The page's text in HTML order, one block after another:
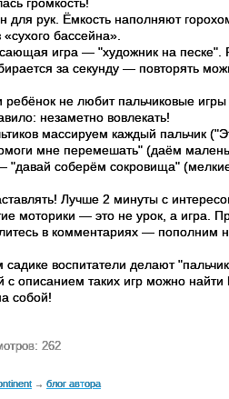
для рук. Ёмкость наполняют
бассейна».
игра — "художник на
за секунду — повторять
ребёнок не любит пальчиковые игры
незаметно вовлекать!
массируем каждый пальчик
мне перемешать" (даём
соберём сокровища"
Лучше 2 минуты с
моторики — это не урок, а игра.
в комментариях — пополним
садике воспитатели делают
с описанием таких игр можно
собой!
262
→ блог автора